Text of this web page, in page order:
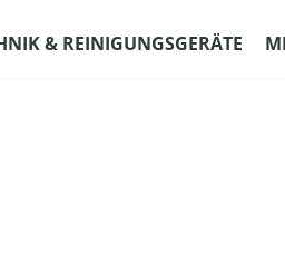
& REINIGUNGSGERÄTE